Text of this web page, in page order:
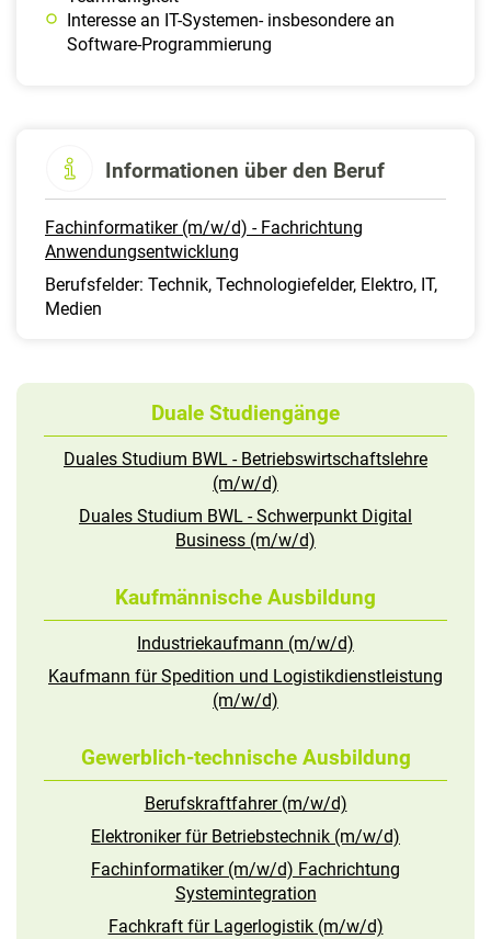
Interesse an IT-Systemen- insbesondere an
Software-Programmierung
Informationen über den Beruf
Fachinformatiker (m/w/d) - Fachrichtung
Anwendungsentwicklung
Berufsfelder: Technik, Technologiefelder, Elektro, IT,
Medien
Duale Studiengänge
Duales Studium BWL - Betriebswirtschaftslehre
(m/w/d)
Duales Studium BWL - Schwerpunkt Digital
Business (m/w/d)
Kaufmännische Ausbildung
Industriekaufmann (m/w/d)
Kaufmann für Spedition und Logistikdienstleistung
(m/w/d)
Gewerblich-technische Ausbildung
Berufskraftfahrer (m/w/d)
Elektroniker für Betriebstechnik (m/w/d)
Fachinformatiker (m/w/d) Fachrichtung
Systemintegration
Fachkraft für Lagerlogistik (m/w/d)